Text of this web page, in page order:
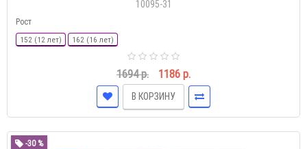
10095-31
Рост
152 (12 лет) 162 (16 лет)
1694 р. 1186 р.
В КОРЗИНУ
-30 %